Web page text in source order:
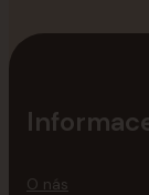
O nás